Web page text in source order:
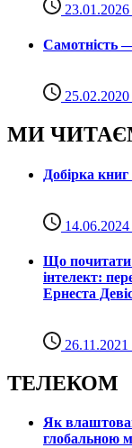
23.01.2026
Самотність
25.02.2020
МИ
Добірка книг
14.06.2024
Що почитати
інтелект:
Ернеста
26.11.2021
ТЕЛЕКОМ
Як
глобальною